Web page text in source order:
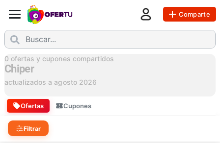
Comparte
0 ofertas y cupones compartidos
Chiper
actualizados a agosto 2026
Ofertas Cupones
Filtrar